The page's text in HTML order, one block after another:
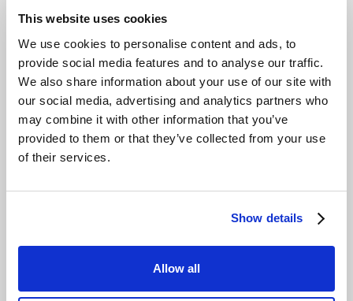
This website uses cookies
We use cookies to personalise content and ads, to
provide social media features and to analyse our traffic.
We also share information about your use of our site with
our social media, advertising and analytics partners who
may combine it with other information that you’ve
provided to them or that they’ve collected from your use
of their services.
Show details
Allow all